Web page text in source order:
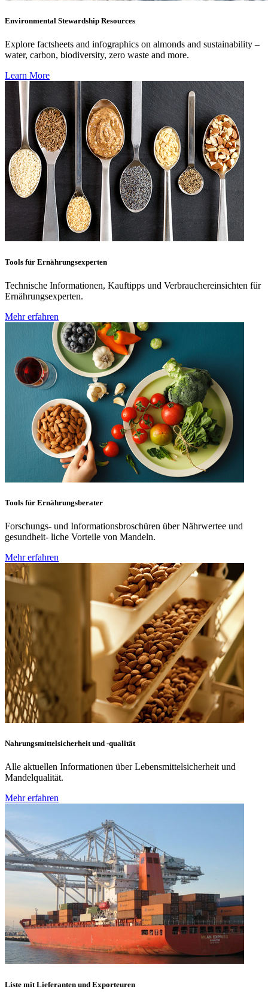
Environmental Stewardship Resources
Explore factsheets and infographics on almonds and sustainability –
water, carbon, biodiversity, zero waste and more.
Learn More
Tools für Ernährungsexperten
Technische Informationen, Kauftipps und Verbrauchereinsichten für
Ernährungsexperten.
Mehr erfahren
Tools für Ernährungsberater
Forschungs- und Informationsbroschüren über Nährwertee und
gesundheit- liche Vorteile von Mandeln.
Mehr erfahren
Nahrungsmittelsicherheit und -qualität
Alle aktuellen Informationen über Lebensmittelsicherheit und
Mandelqualität.
Mehr erfahren
Liste mit Lieferanten und Exporteuren